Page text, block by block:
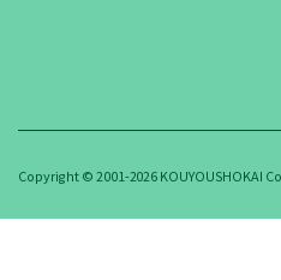
Copyright © 2001-2026 KOUYOUSHOKAI